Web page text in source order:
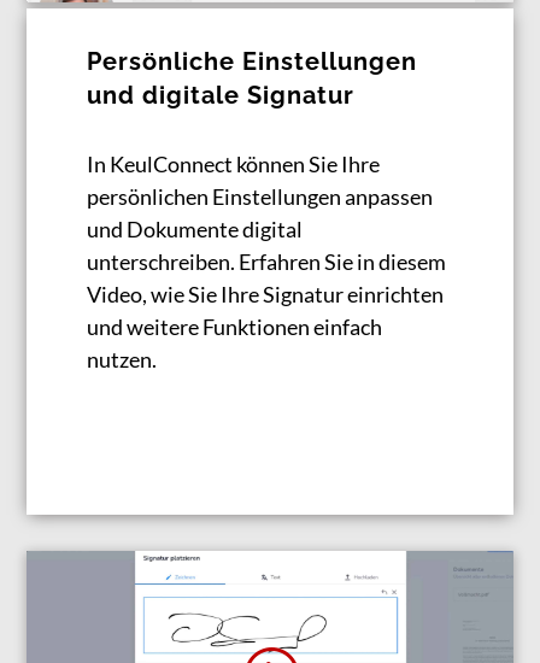
Persönliche Einstellungen
und digitale Signatur
In KeulConnect können Sie Ihre
persönlichen Einstellungen anpassen
und Dokumente digital
unterschreiben. Erfahren Sie in diesem
Video, wie Sie Ihre Signatur einrichten
und weitere Funktionen einfach
nutzen.